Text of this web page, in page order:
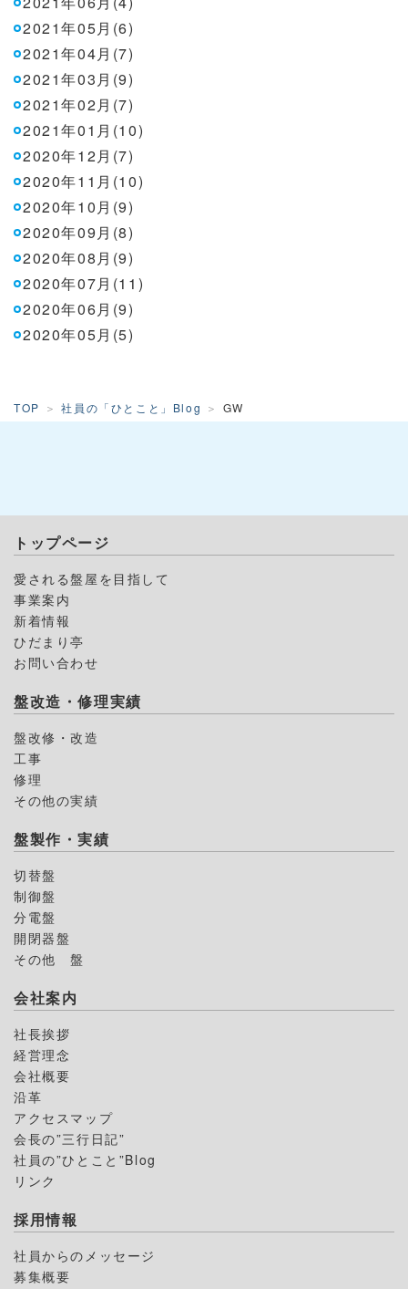
2021年05月(6)
2021年04月(7)
2021年03月(9)
2021年02月(7)
2021年01月(10)
2020年12月(7)
2020年11月(10)
2020年10月(9)
2020年09月(8)
2020年08月(9)
2020年07月(11)
2020年06月(9)
2020年05月(5)
TOP 社員の「ひとこと」Blog GW
トップページ
愛される盤屋を目指して
事業案内
新着情報
ひだまり亭
お問い合わせ
盤改造・修理実績
盤改修・改造
工事
修理
その他の実績
盤製作・実績
切替盤
制御盤
分電盤
開閉器盤
その他 盤
会社案内
社長挨拶
経営理念
会社概要
沿革
アクセスマップ
会長の”三行日記”
社員の”ひとこと”Blog
リンク
採用情報
社員からのメッセージ
募集概要